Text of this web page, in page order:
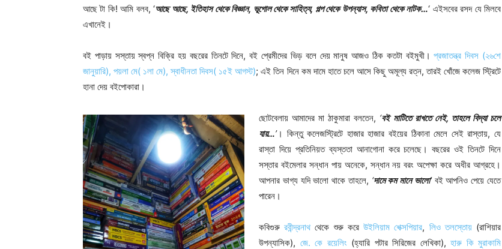
আছে টা কি! আমি বলব, ‘আছে আছে, ইতিহাস থেকে বিজ্ঞান, ভূগোল থেকে সাহিত্য, গল্প থেকে উপন্যাস, কবিতা থেকে নাটক…‘ এইসবের রসদ যে মিলবে
এখানেই।
বই পাড়ায় সস্তায় স্বপ্ন বিক্রি হয় বছরের তিনটে দিনে, বই প্রেমীদের ভিড় বলে দেয় মানুষ আজও ঠিক কতটা বইমুখী।প্রজাতন্ত্র দিবস (২৬শে
জানুয়ারি),পয়লা মে( ১লা মে), স্বাধীনতা দিবস( ১৫ই আগস্ট); এই তিন দিনে কম দামে হাতে চলে আসে কিছু অমূল্য রত্ন, তারই খোঁজে কলেজ স্ট্রিটে
হানা দেয় বইপোকারা।
ছোটবেলায় আমাদের মা ঠাকুমারা বলতেন, ‘বই মাটিতে রাখতে নেই, তাহলে বিদ্যা চলে
যায়…’। কিন্তু কলেজস্ট্রিটে হাজার হাজার বইয়ের ঠিকানা মেলে সেই রাস্তায়, যে
রাস্তা দিয়ে প্রতিনিয়ত ব্যস্ততা আনাগোনা করে চলেছে। বছরের ওই তিনটে দিনে
সস্তার বইমেলার সন্ধান পায় অনেকে, সন্ধান নয় বরং অপেক্ষা করে অধীর আগ্রহে।
আপনার ভাগ্য যদি ভালো থাকে তাহলে, ‘দামে কম মানে ভালো’বই আপনিও পেয়ে যেতে
পারেন।
কবিগুরুরবীন্দ্রনাথথেকে শুরু করেউইলিয়াম শেক্সপিয়ার, লিও তলস্তোয়(রাশিয়ার
উপন্যাসিক), জে. কে রয়েলিং (হ্যারি পটার সিরিজের লেখিকা), হারু কি মুরাকামি